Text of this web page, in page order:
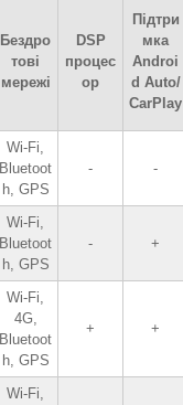
Бездро
тові
мережі
DSP
процес
ор
Підтри
мка
Androi
d Auto/
CarPlay
Wi-Fi,
Bluetoot
h, GPS
- -
Wi-Fi,
Bluetoot
h, GPS
- +
Wi-Fi,
4G,
Bluetoot
h, GPS
+ +
Wi-Fi,